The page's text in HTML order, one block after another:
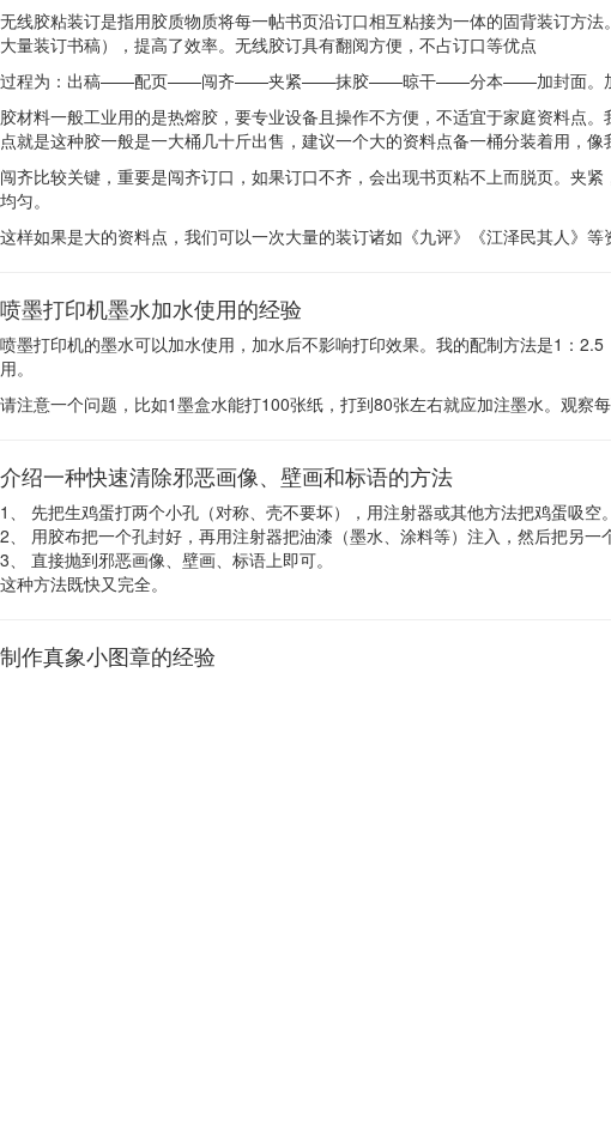
无线胶粘装订是指用胶质物质将每一帖书页沿订口相互粘接为一体的固背装订方
大量装订书稿），提高了效率。无线胶订具有翻阅方便，不占订口等优点
过程为：出稿——配页——闯齐——夹紧——抹胶——晾干——分本——加封面。加
胶材料一般工业用的是热熔胶，要专业设备且操作不方便，不适宜于家庭资料点
点就是这种胶一般是一大桶几十斤出售，建议一个大的资料点备一桶分装着用，像
闯齐比较关键，重要是闯齐订口，如果订口不齐，会出现书页粘不上而脱页。夹
均匀。
这样如果是大的资料点，我们可以一次大量的装订诸如《九评》《江泽民其人》等
喷墨打印机墨水加水使用的经验
喷墨打印机的墨水可以加水使用，加水后不影响打印效果。我的配制方法是1：
用。
请注意一个问题，比如1墨盒水能打100张纸，打到80张左右就应加注墨水。观察
介绍一种快速清除邪恶画像、壁画和标语的方法
1、 先把生鸡蛋打两个小孔（对称、壳不要坏），用注射器或其他方法把鸡蛋吸空。
2、 用胶布把一个孔封好，再用注射器把油漆（墨水、涂料等）注入，然后把另一
3、 直接抛到邪恶画像、壁画、标语上即可。
这种方法既快又完全。
制作真象小图章的经验